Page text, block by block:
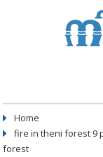
Home
fire in theni forest 9
forest